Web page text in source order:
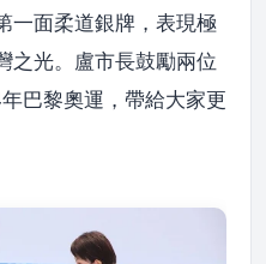
一面柔道銀牌，表現極
之光。盧市長鼓勵兩位
巴黎奧運，帶給大家更